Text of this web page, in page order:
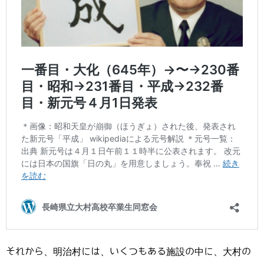
それから、明治村には、いくつもある施設の中に、大村の